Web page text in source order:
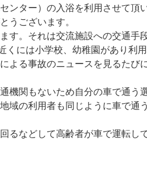
ンター）の入浴を利用させて頂
うございます。
す。それは交流施設への交通手
くには小学校、幼稚園があり利
よる事故のニュースを見るたび
機関もないため自分の車で通う
域の利用者も同じように車で通
るなどして高齢者が車で運転し